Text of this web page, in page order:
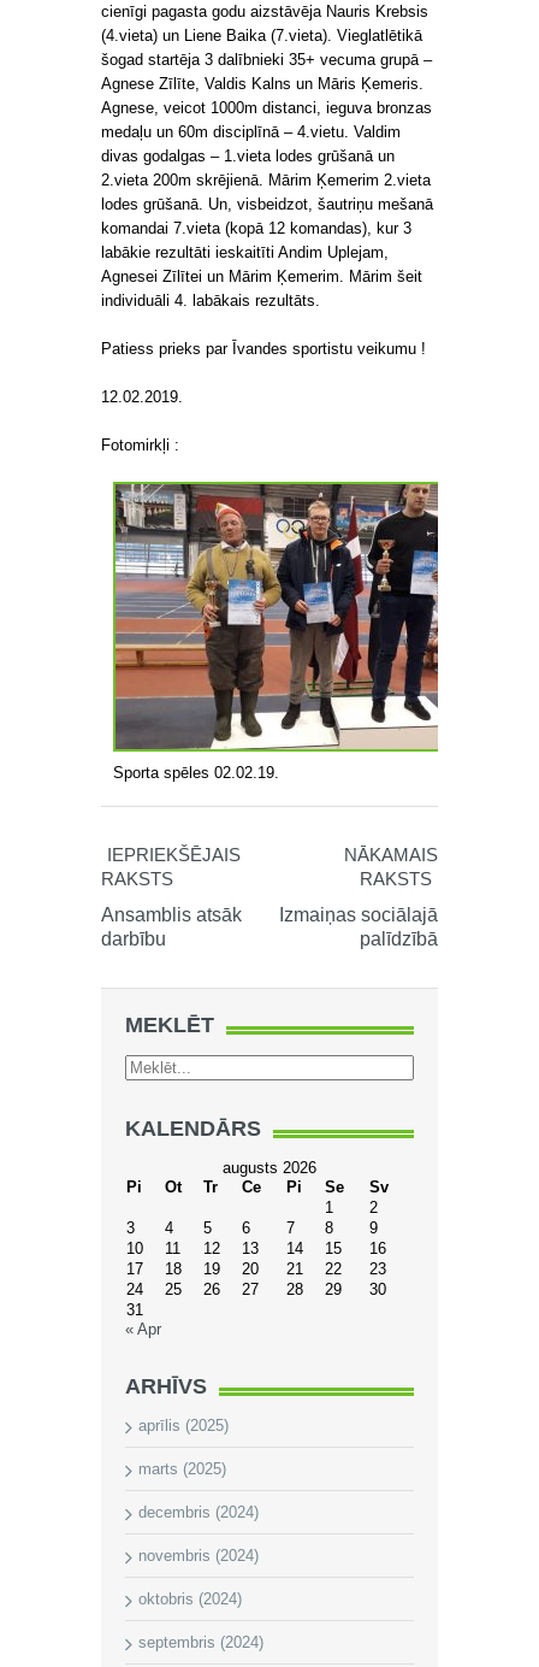
cienīgi pagasta godu aizstāvēja Nauris Krebsis
(4.vieta) un Liene Baika (7.vieta). Vieglatlētikā
šogad startēja 3 dalībnieki 35+ vecuma grupā –
Agnese Zīlīte, Valdis Kalns un Māris Ķemeris.
Agnese, veicot 1000m distanci, ieguva bronzas
medaļu un 60m disciplīnā – 4.vietu. Valdim
divas godalgas – 1.vieta lodes grūšanā un
2.vieta 200m skrējienā. Mārim Ķemerim 2.vieta
lodes grūšanā. Un, visbeidzot, šautriņu mešanā
komandai 7.vieta (kopā 12 komandas), kur 3
labākie rezultāti ieskaitīti Andim Uplejam,
Agnesei Zīlītei un Mārim Ķemerim. Mārim šeit
individuāli 4. labākais rezultāts.
Patiess prieks par Īvandes sportistu veikumu !
12.02.2019.
Fotomirkļi :
Sporta spēles 02.02.19.
IEPRIEKŠĒJAIS
RAKSTS
Ansamblis atsāk
darbību
NĀKAMAIS
RAKSTS
Izmaiņas sociālajā
palīdzībā
MEKLĒT
KALENDĀRS
augusts 2026
Pi
Ot Tr Ce Pi Se
Sv
1
2
3
4 5 6 7 8
9
10
11 12 13 14 15
16
17
18 19 20 21 22
23
24
25 26 27 28 29
30
31
« Apr
ARHĪVS
aprīlis (2025)
marts (2025)
decembris (2024)
novembris (2024)
oktobris (2024)
septembris (2024)